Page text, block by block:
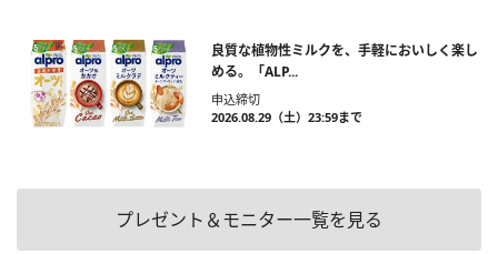
良質な植物性ミルクを、手軽においしく楽し
める。「ALP...
申込締切
2026.08.29（土）23:59まで
プレゼント＆モニター一覧を見る